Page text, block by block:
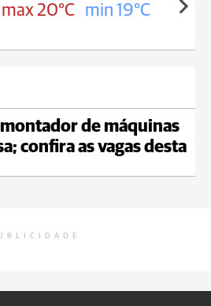
max 20°C min 19°C
de máquinas
confira as vagas desta